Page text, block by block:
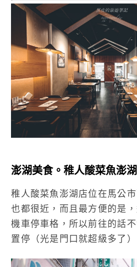
澎湖美食。稚人酸菜魚澎
稚人酸菜魚澎湖店位在馬公
也都很近，而且最方便的是
機車停車格，所以前往的話
置停（光是門口就超級多了）